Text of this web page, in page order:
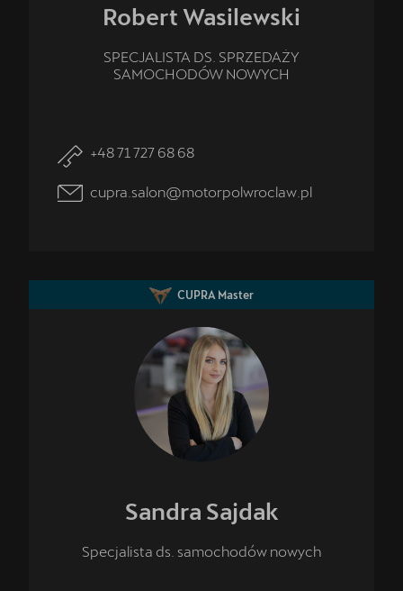
Robert Wasilewski
SPECJALISTA DS. SPRZEDAŻY
SAMOCHODÓW NOWYCH
+48 71 727 68 68
cupra.salon@motorpolwroclaw.pl
CUPRA Master
Sandra Sajdak
Specjalista ds. samochodów nowych